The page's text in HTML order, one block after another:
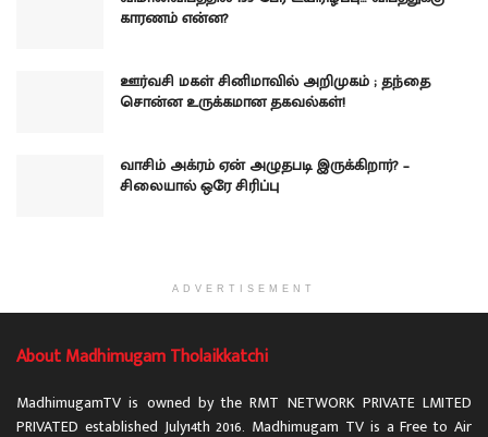
காரணம் என்ன?
ஊர்வசி மகள் சினிமாவில் அறிமுகம் ; தந்தை
சொன்ன உருக்கமான தகவல்கள்!
வாசிம் அக்ரம் ஏன் அழுதபடி இருக்கிறார்? –
சிலையால் ஒரே சிரிப்பு
ADVERTISEMENT
About Madhimugam Tholaikkatchi
MadhimugamTV is owned by the RMT NETWORK PRIVATE LMITED
PRIVATED established July14th 2016. Madhimugam TV is a Free to Air